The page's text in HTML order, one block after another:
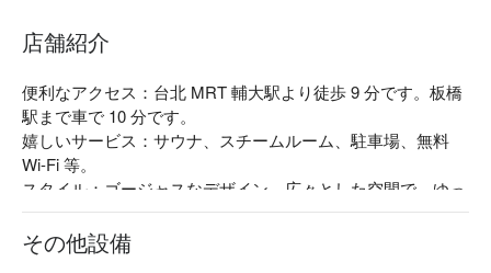
店舗紹介
便利なアクセス：台北 MRT 輔大駅より徒歩 9 分です。板橋
駅まで車で 10 分です。
嬉しいサービス：サウナ、スチームルーム、駐車場、無料
Wi-Fi 等。
スタイル：ゴージャスなデザイン、広々とした空間で、ゆっ
たりとしたバスタイムをお楽しみいただいた後は、サウナや
スチームルームで血液循環を整えます。サッパリとした気分
で柔らかなベッドでお休みください。
その他設備